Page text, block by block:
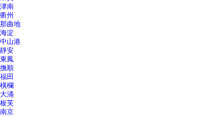
津南
衢州
那曲地
海淀
中山港
靜安
東鳳
撫順
福田
橫欄
大涌
板芙
南京